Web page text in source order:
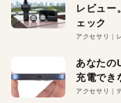
レビュー
ェック
アクセサリ
あなたの
充電でき
アクセサリ